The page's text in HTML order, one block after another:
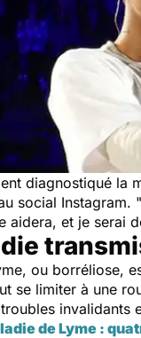
diagnostiqué la
social Instagram. "
aidera, et je serai
ou borréliose,
se limiter à une
invalidants
de Lyme :